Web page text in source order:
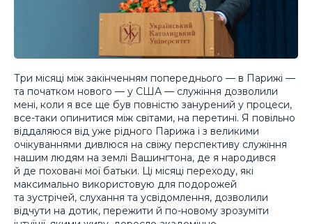
Три місяці між закінченням попереднього — в Парижі —
та початком нового — у США — служіння дозволили
мені, коли я все ще був повністю занурений у процеси,
все-таки опинитися між світами, на перетині. Я повільно
віддаляюся від уже рідного Парижа і з великими
очікуваннями дивлюся на свіжу перспективу служіння
нашим людям на землі Вашингтона, де я народився
й де поховані мої батьки. Ці місяці переходу, які
максимально використовую для подорожей
та зустрічей, слухання та усвідомлення, дозволили
відчути на дотик, пережити й по-новому зрозуміти